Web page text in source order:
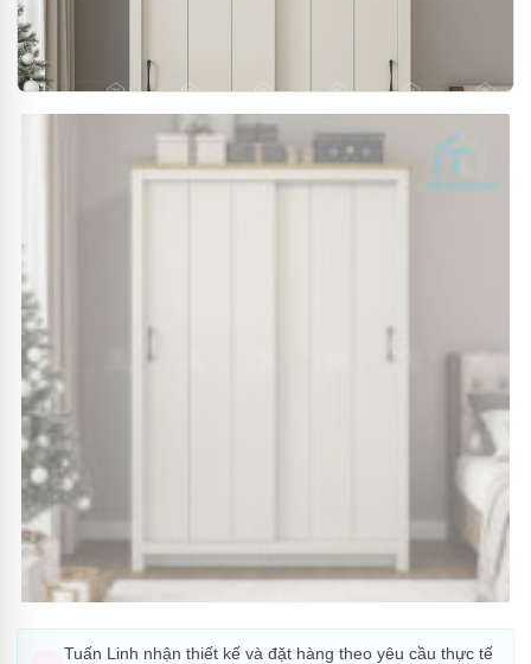
Tuấn Linh nhận thiết kế và đặt hàng theo yêu cầu thực tế